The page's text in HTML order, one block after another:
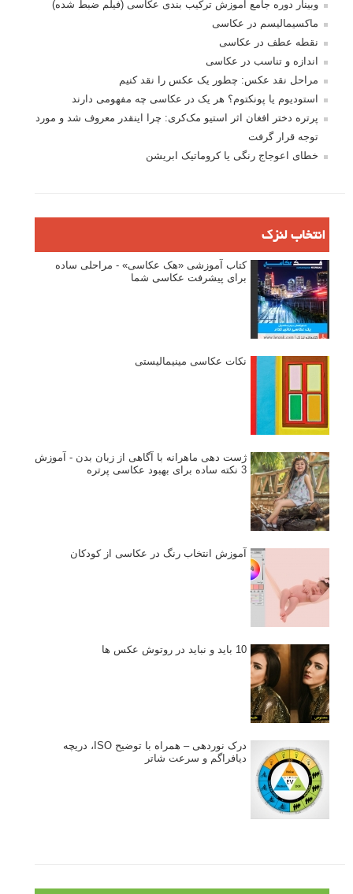
وبینار دوره جامع آموزش ترکیب بندی عکاسی (فیلم ضبط شده)
ماکسیمالیسم در عکاسی
نقطه عطف در عکاسی
اندازه و تناسب در عکاسی
مراحل نقد عکس: چطور یک عکس را نقد کنیم
استودیوم یا پونکتوم؟ هر یک در عکاسی چه مفهومی دارند
پرتره دختر افغان اثر استیو مک‌کری: چرا اینقدر معروف شد و مورد
توجه قرار گرفت
خطای اعوجاج رنگی یا کروماتیک ابریشن
انتخاب لنزک
کتاب آموزشی «هک عکاسی» - مراحلی ساده
برای پیشرفت عکاسی شما
نکات عکاسی مینیمالیستی
ژست دهی ماهرانه با آگاهی از زبان بدن - آموزش
3 نکته ساده برای بهبود عکاسی پرتره
آموزش انتخاب رنگ در عکاسی از کودکان
10 باید و نباید در روتوش عکس ها
درک نوردهی – همراه با توضیح ISO، دریچه
دیافراگم و سرعت شاتر